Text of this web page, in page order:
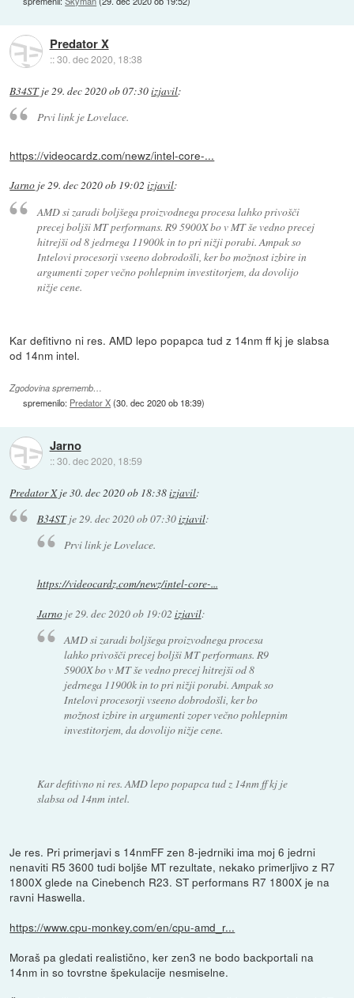
Predator X
::30. dec 2020, 18:38
B34STje29. dec 2020 ob 07:30izjavil:
Prvi link je Lovelace.
https://videocardz.com/newz/intel-core-...
Jarno je29. dec 2020 ob 19:02 izjavil:
AMD si zaradi boljšega proizvodnega procesa lahko privošči
precej boljši MT performans. R9 5900X bo v MT še vedno precej
hitrejši od 8 jedrnega 11900k in to pri nižji porabi. Ampak so
Intelovi procesorji vseeno dobrodošli, ker bo možnost izbire in
argumenti zoper večno pohlepnim investitorjem, da dovolijo
nižje cene.
Kar defitivno ni res. AMD lepo popapca tud z 14nm ff kj je slabsa
od 14nm intel.
Zgodovina sprememb…
spremenilo: Predator X(30. dec 2020 ob 18:39)
Jarno
::30. dec 2020, 18:59
Predator Xje30. dec 2020 ob 18:38izjavil:
B34STje29. dec 2020 ob 07:30izjavil:
Prvi link je Lovelace.
https://videocardz.com/newz/intel-core-...
Jarnoje29. dec 2020 ob 19:02 izjavil:
AMD si zaradi boljšega proizvodnega procesa
lahko privošči precej boljši MT performans. R9
5900X bo v MT še vedno precej hitrejši od 8
jedrnega 11900k in to pri nižji porabi. Ampak so
Intelovi procesorji vseeno dobrodošli, ker bo
možnost izbire in argumenti zoper večno pohlepnim
investitorjem, da dovolijo nižje cene.
Kar defitivno ni res. AMD lepo popapca tud z 14nm ff kj je
slabsa od 14nm intel.
Je res. Pri primerjavi s 14nmFF zen 8-jedrniki ima moj 6 jedrni
nenaviti R5 3600 tudi boljše MT rezultate, nekako primerljivo z R7
1800X glede na Cinebench R23. ST performans R7 1800X je na
ravni Haswella.
https://www.cpu-monkey.com/en/cpu-amd_r...
Moraš pa gledati realistično, ker zen3 ne bodo backportali na
14nm in so tovrstne špekulacije nesmiselne.